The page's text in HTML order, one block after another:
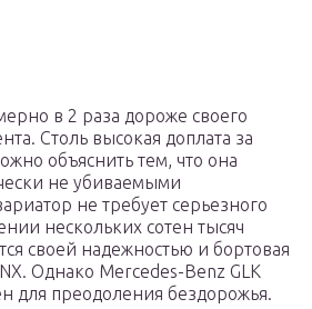
в 2 раза дороже своего
Столь высокая доплата за
объяснить тем, что она
не убиваемыми
не требует серьезного
нескольких сотен тысяч
своей надежностью и бортовая
Однако Mercedes-Benz GLK
для преодоления бездорожья.